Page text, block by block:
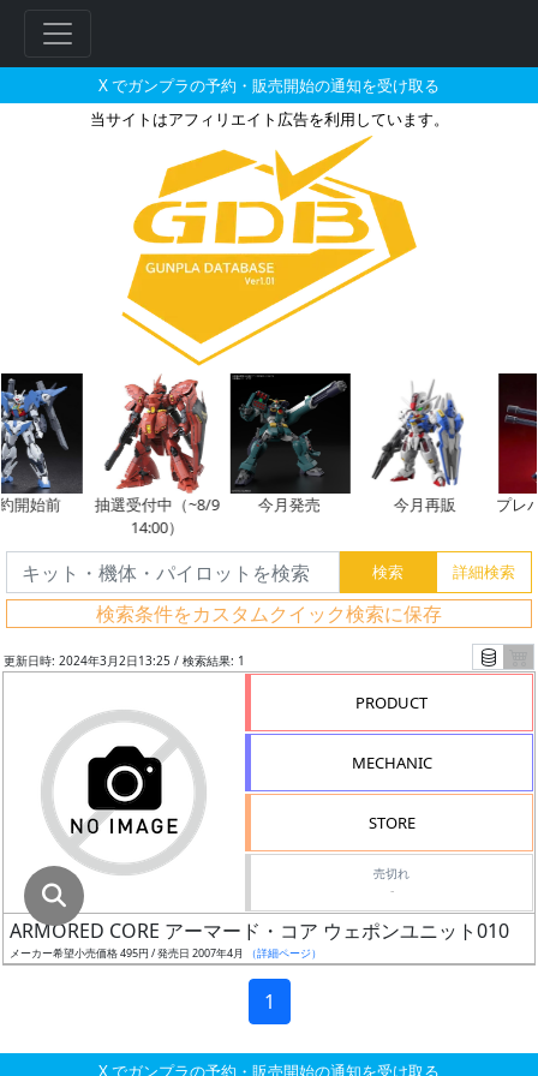
X でガンプラの予約・販売開始の通知を受け取る
当サイトはアフィリエイト広告を利用しています。
ARMORED CORE アーマード・
開始前
抽選受付中（~8/9
14:00）
今月発売 今月再販 プレ
検索条件をカスタムクイック検索に保存
ー
ド
検
索
グ
レ
成
形
更新日時: 2024年3月2日13:25 / 検索結果: 1
PRODUCT
MECHANIC
STORE
売切れ
-
ARMORED CORE アーマード・コア ウェポンユニット010
メーカー希望小売価格 495円 / 発売日 2007年4月 （詳細ページ）
1
X でガンプラの予約・販売開始の通知を受け取る